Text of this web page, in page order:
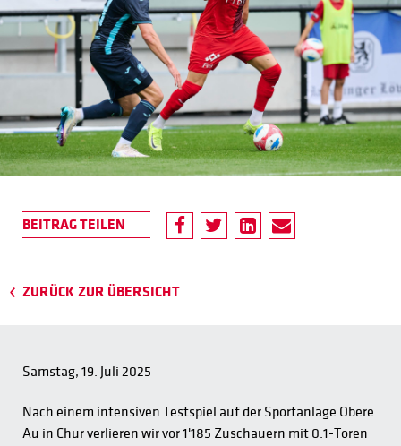
ZURÜCK ZUR ÜBERSICHT
Samstag, 19. Juli 2025
Nach einem intensiven Testspiel auf der Sportanlage Obere
Au in Chur verlieren wir vor 1'185 Zuschauern mit 0:1-Toren